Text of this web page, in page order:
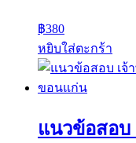
฿380
หยิบใส่ตะกร้า
แนวข้อสอบ